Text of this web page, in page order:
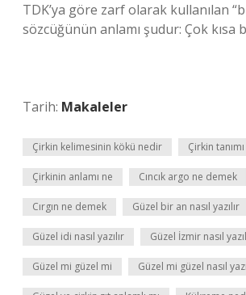
TDK’ya göre zarf olarak kullanılan
sözcüğünün anlamı şudur: Çok kısa
Tarih: Makaleler
Çirkin kelimesinin kökü nedir Çirkin
Çirkinin anlamı ne Cıncık argo ne demek
Cırgın ne demek Güzel bir an nasıl yazılır
Güzel idi nasıl yazılır Güzel İzmir nasıl
Güzel mi güzel mi Güzel mi güzel nasıl